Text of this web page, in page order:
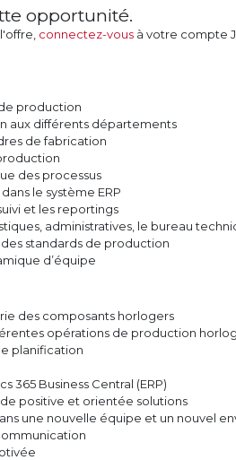
opportunité.
connectez-vousà votre compte
production
aux différents départements
de fabrication
des processus
le système ERP
et les reportings
administratives, le bureau
standards de production
d’équipe
des composants horlogers
opérations de production
planification
365 Business Central (ERP)
positive et orientée solutions
une nouvelle équipe et un nouvel